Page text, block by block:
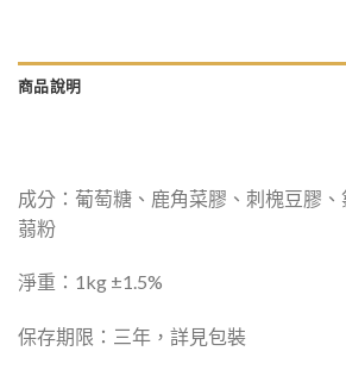
商品說明
成分：葡萄糖、鹿角菜膠、刺槐豆膠
蒻粉
淨重：1kg ±1.5%
保存期限：三年，詳見包裝